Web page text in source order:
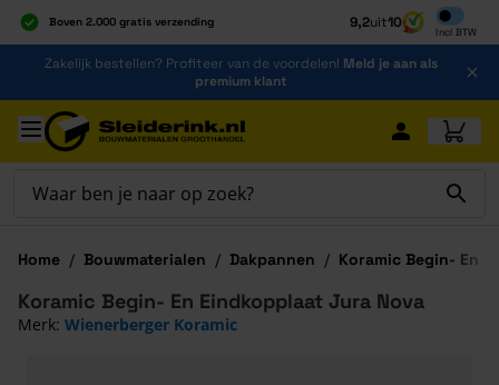
Boven 2.000 gratis verzending
Al 40 jaar dé specialist
Alles onder één dak
9,2uit10
Incl BTW
Inclusief
Ga naar de inhoud
Zakelijk bestellen? Profiteer van de voordelen! Meld je aan als
premium klant
Ga naar hoofdinhoud
Home / Bouwmaterialen / Dakpannen / Koramic Begin- En
Koramic Begin- En Eindkopplaat Jura Nova
Merk: Wienerberger Koramic